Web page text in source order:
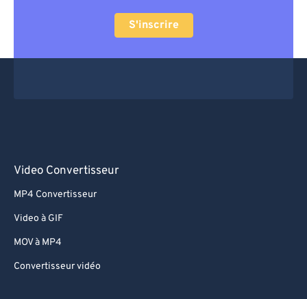
S'inscrire
Video Convertisseur
MP4 Convertisseur
Video à GIF
MOV à MP4
Convertisseur vidéo